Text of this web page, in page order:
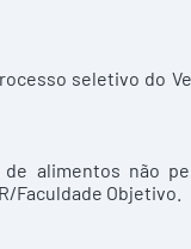
seletivo do
alimentos não
Faculdade Objetivo.